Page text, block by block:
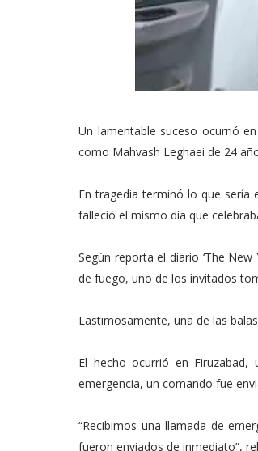
Un lamentable suceso ocurrió
como Mahvash Leghaei de 24
En tragedia terminó lo que sería
falleció el mismo día que
Según reporta el diario ‘The
de fuego, uno de los invitados
Lastimosamente, una de las
El hecho ocurrió en
emergencia, un comando fue
“Recibimos una llamada de
fueron enviados de inmediato”,